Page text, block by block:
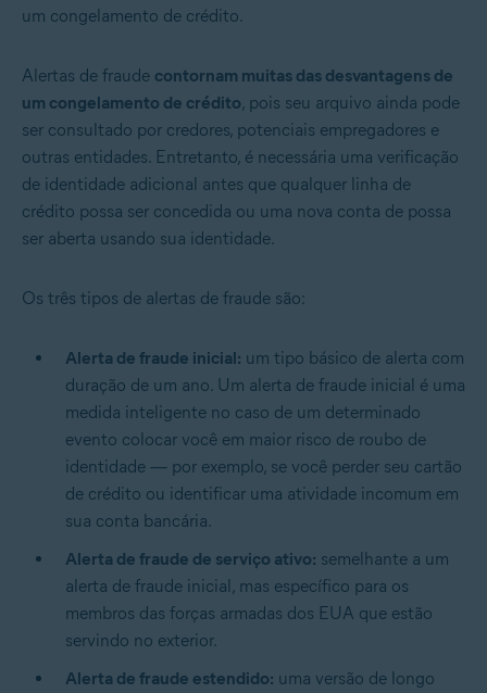
um congelamento de crédito.
Alertas de fraude contornam muitas das desvantagens de
um congelamento de crédito, pois seu arquivo ainda pode
ser consultado por credores, potenciais empregadores e
outras entidades. Entretanto, é necessária uma verificação
de identidade adicional antes que qualquer linha de
crédito possa ser concedida ou uma nova conta de possa
ser aberta usando sua identidade.
Os três tipos de alertas de fraude são:
Alerta de fraude inicial: um tipo básico de alerta com
duração de um ano. Um alerta de fraude inicial é uma
medida inteligente no caso de um determinado
evento colocar você em maior risco de roubo de
identidade — por exemplo, se você perder seu cartão
de crédito ou identificar uma atividade incomum em
sua conta bancária.
Alerta de fraude de serviço ativo: semelhante a um
alerta de fraude inicial, mas específico para os
membros das forças armadas dos EUA que estão
servindo no exterior.
Alerta de fraude estendido: uma versão de longo